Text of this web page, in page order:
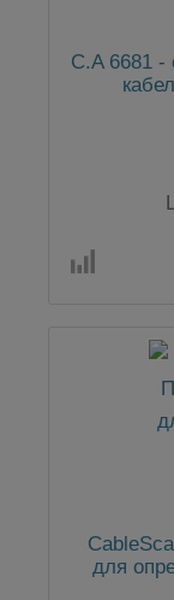
C.A 6681 -
для